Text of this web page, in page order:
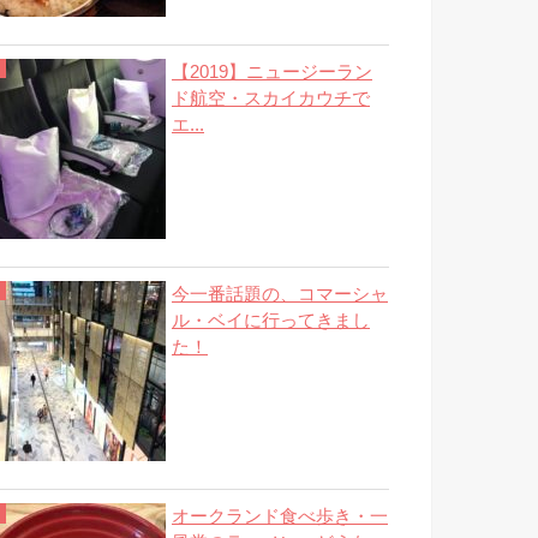
【2019】ニュージーラン
ド航空・スカイカウチで
エ...
今一番話題の、コマーシャ
ル・ベイに行ってきまし
た！
オークランド食べ歩き・一